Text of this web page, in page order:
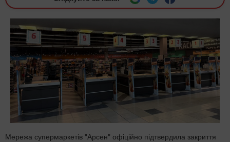
Мережа супермаркетів "Арсен" офіційно підтвердила закриття